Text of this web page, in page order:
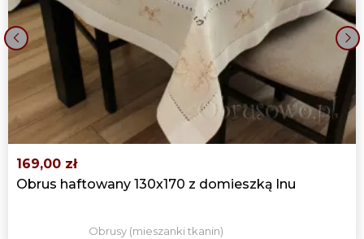
169,00 zł
Obrus haftowany 130x170 z domieszką lnu
Obrusy (mieszanki tkanin)
‹ ›